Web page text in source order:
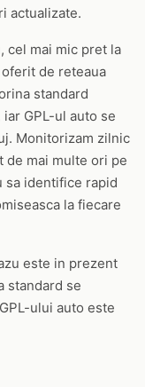
actualizate.
cel mai mic pret la
de reteaua
standard
GPL-ul auto se
Monitorizam zilnic
de mai multe ori pe
sa identifice rapid
la fiecare
este in prezent
standard se
ului auto este